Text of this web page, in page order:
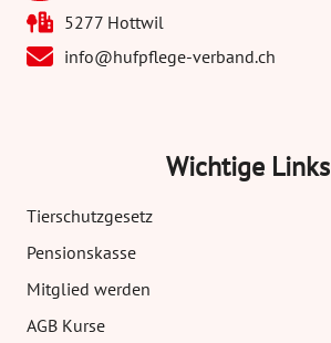
Wichtige Links
Tierschutzgesetz
Pensionskasse
Mitglied werden
AGB Kurse
5277 Hottwil
info@hufpflege-verband.ch